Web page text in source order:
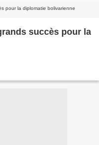
pour la diplomatie bolivarienne
succès pour la